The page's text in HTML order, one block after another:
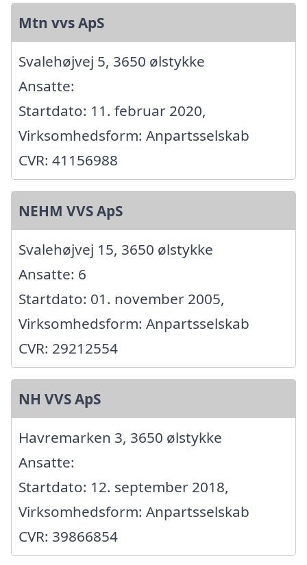
Mtn vvs ApS
Svalehøjvej 5, 3650 ølstykke
Ansatte:
Startdato: 11. februar 2020,
Virksomhedsform: Anpartsselskab
CVR: 41156988
NEHM VVS ApS
Svalehøjvej 15, 3650 ølstykke
Ansatte: 6
Startdato: 01. november 2005,
Virksomhedsform: Anpartsselskab
CVR: 29212554
NH VVS ApS
Havremarken 3, 3650 ølstykke
Ansatte:
Startdato: 12. september 2018,
Virksomhedsform: Anpartsselskab
CVR: 39866854